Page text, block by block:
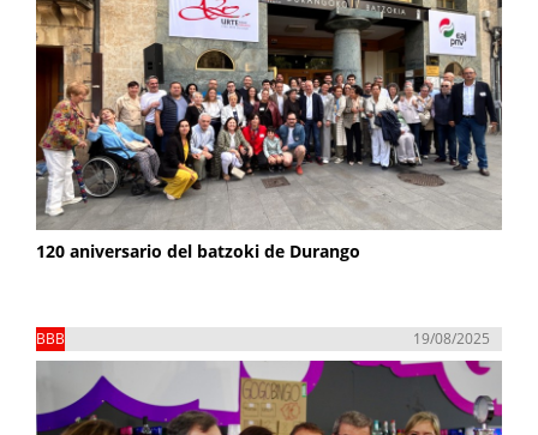
120 aniversario del batzoki de Durango
BBB 19/08/2025